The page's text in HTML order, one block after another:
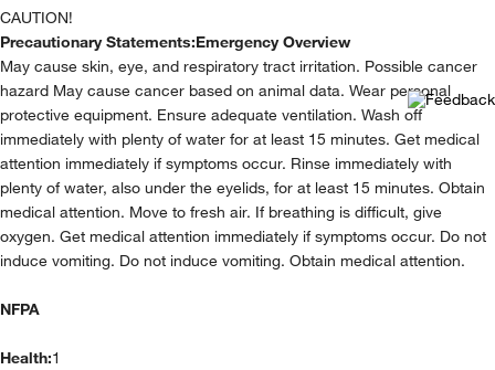
CAUTION!
Precautionary Statements:Emergency Overview
May cause skin, eye, and respiratory tract irritation. Possible cancer
hazard May cause cancer based on animal data. Wear personal
protective equipment. Ensure adequate ventilation. Wash off
immediately with plenty of water for at least 15 minutes. Get medical
attention immediately if symptoms occur. Rinse immediately with
plenty of water, also under the eyelids, for at least 15 minutes. Obtain
medical attention. Move to fresh air. If breathing is difficult, give
oxygen. Get medical attention immediately if symptoms occur. Do not
induce vomiting. Do not induce vomiting. Obtain medical attention.
NFPA
Health:1